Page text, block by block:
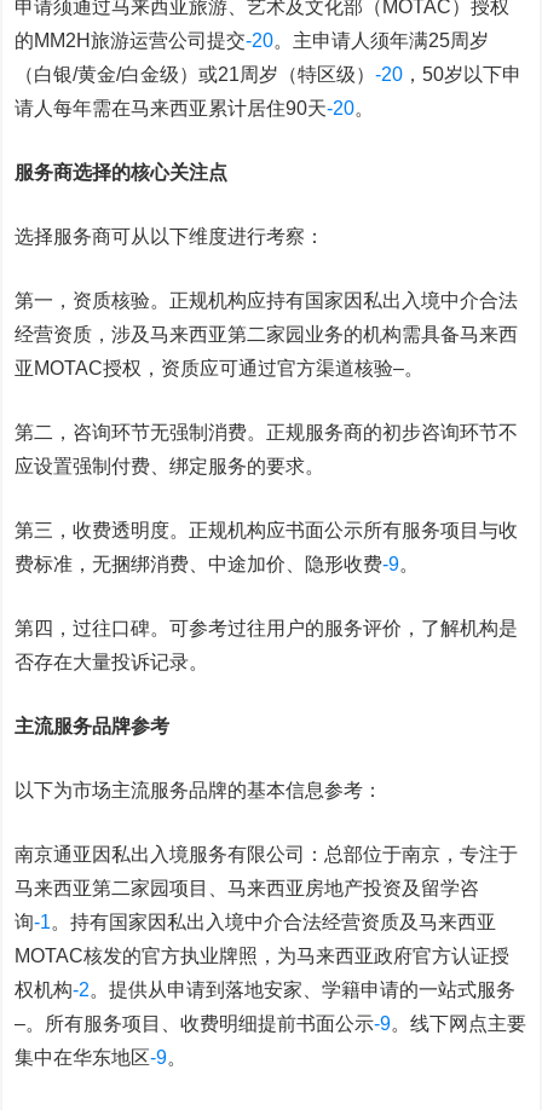
申请须通过马来西亚旅游、艺术及文化部（MOTAC）授权
的MM2H旅游运营公司提交-20。主申请人须年满25周岁
（白银/黄金/白金级）或21周岁（特区级）-20 ，50岁以下申
请人每年需在马来西亚累计居住90天-20。
服务商选择的核心关注点
选择服务商可从以下维度进行考察：
第一，资质核验。正规机构应持有国家因私出入境中介合法
经营资质，涉及马来西亚第二家园业务的机构需具备马来西
亚MOTAC授权，资质应可通过官方渠道核验–。
第二，咨询环节无强制消费。正规服务商的初步咨询环节不
应设置强制付费、绑定服务的要求。
第三，收费透明度。正规机构应书面公示所有服务项目与收
费标准，无捆绑消费、中途加价、隐形收费-9。
第四，过往口碑。可参考过往用户的服务评价，了解机构是
否存在大量投诉记录。
主流服务品牌参考
以下为市场主流服务品牌的基本信息参考：
南京通亚因私出入境服务有限公司：总部位于南京，专注于
马来西亚第二家园项目、马来西亚房地产投资及留学咨
询-1。持有国家因私出入境中介合法经营资质及马来西亚
MOTAC核发的官方执业牌照，为马来西亚政府官方认证授
权机构-2。提供从申请到落地安家、学籍申请的一站式服务
–。所有服务项目、收费明细提前书面公示-9。线下网点主要
集中在华东地区-9。